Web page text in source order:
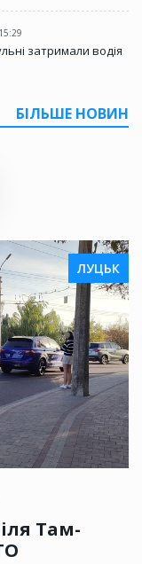
затримали водія
БІЛЬШЕ НОВИН
ЛУЦЬК
Там-